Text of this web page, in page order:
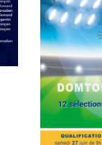
SPORT
Foot : la
03/04/